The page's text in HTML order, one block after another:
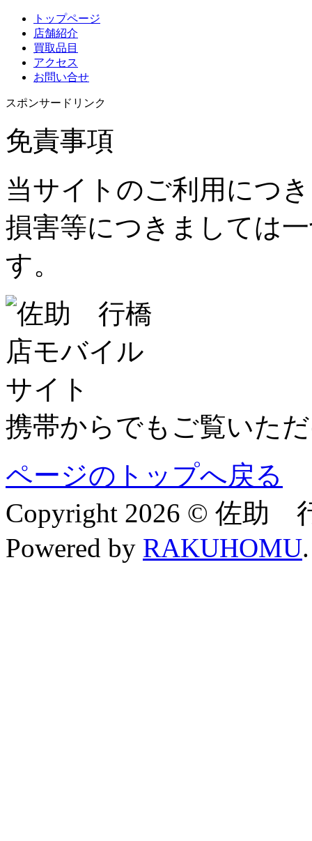
トップページ
店舗紹介
買取品目
アクセス
お問い合せ
スポンサードリンク
免責事項
当サイトのご利用につ
損害等につきましては
す。
携帯からでもご覧いた
ページのトップへ戻る
Copyright 2026 © 佐助
Powered by RAKUHOMU.